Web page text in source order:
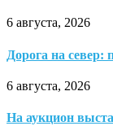
6 августа, 2026
Дорога на
6 августа, 2026
На аукцион